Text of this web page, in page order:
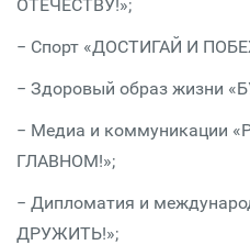
ОТЕЧЕСТВУ!»;
− Спорт «ДОСТИГАЙ И
− Здоровый образ жизни
− Медиа и коммуникации
ГЛАВНОМ!»;
− Дипломатия и
ДРУЖИТЬ!»;